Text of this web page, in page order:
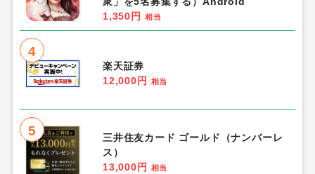
1,350円
相当
4
楽天証券
12,000円
相当
5
三井住友カード ゴールド（ナンバーレ
ス）
13,000円
相当